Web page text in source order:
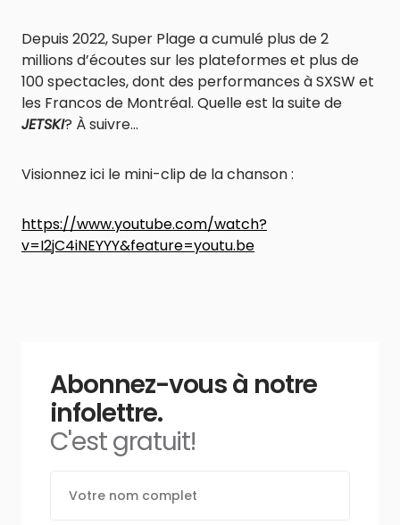
Depuis 2022, Super Plage a cumulé plus de 2
millions d’écoutes sur les plateformes et plus de
100 spectacles, dont des performances à SXSW et
les Francos de Montréal. Quelle est la suite de
JETSKI? À suivre…
Visionnez ici le mini-clip de la chanson :
https://www.youtube.com/watch?
v=I2jC4iNEYYY&feature=youtu.be
Abonnez-vous à notre
infolettre.
C'est gratuit!